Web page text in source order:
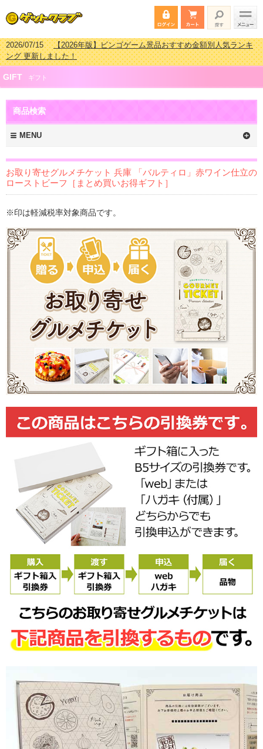
2026/07/15【2026年版】ビンゴゲーム景品おすすめ金額別人気ランキ
ング 更新しました！
2026/04/03【2026年版】ゴルフコンペ景品 3000円未満［2000円～
2999円編］もらってうれしい人気ラ…
2026/02/16【2026年版】結婚式の二次会で貰って嬉しい景品とは？ 更
新しました！
2026/02/03
2999円編］もらってうれしい人気ラ…
GIFT ギフト
商品検索
MENU
お取り寄せグルメチケット 兵庫 「バルティロ」赤ワイン仕立の
ローストビーフ［まとめ買いお得ギフト］
※印は軽減税率対象商品です。